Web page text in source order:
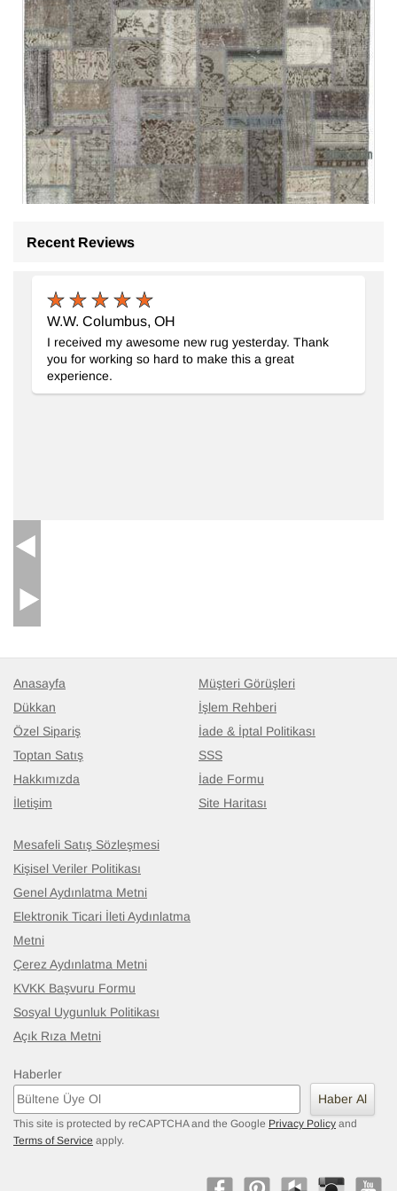
Gri Boyalı Patchwork Halı
Recent Reviews
W.W. Columbus, OH
I received my awesome new rug yesterday. Thank
you for working so hard to make this a great
experience.
Anasayfa
Dükkan
Özel Sipariş
Toptan Satış
Hakkımızda
İletişim
Müşteri Görüşleri
İşlem Rehberi
İade & İptal Politikası
SSS
İade Formu
Site Haritası
Mesafeli Satış Sözleşmesi
Kişisel Veriler Politikası
Genel Aydınlatma Metni
Elektronik Ticari İleti Aydınlatma
Metni
Çerez Aydınlatma Metni
KVKK Başvuru Formu
Sosyal Uygunluk Politikası
Açık Rıza Metni
Haberler
Haber Al
This site is protected by reCAPTCHA and the Google Privacy Policy and
Terms of Service apply.